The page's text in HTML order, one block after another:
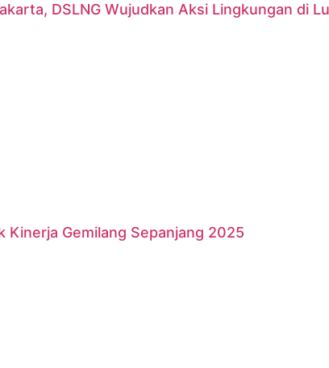
DSLNG Wujudkan Aksi Lingkungan di
Kinerja Gemilang Sepanjang 2025